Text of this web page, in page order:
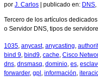
por J. Carlos | publicado en: DNS
Tercero de los artículos
o Servidor DNS, tipos de
1035 anycast, anycasting
bind 9 bind9 cache Cisco
dns dnsmasq dominio es
forwarder, gpl información